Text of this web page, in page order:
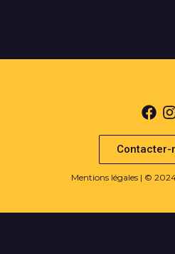
Contacter-
Mentions légales | ©